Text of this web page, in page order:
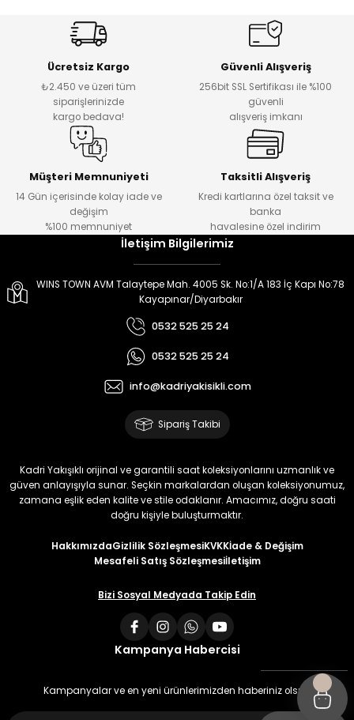
Ücretsiz Kargo
₺2.450 ve üzeri tüm
siparişlerinizde
kargo bedava!
Güvenli Alışveriş
256bit SSL Sertifikası ile %100
güvenli
alışveriş imkanı
Müşteri Memnuniyeti
14 Gün içerisinde kolay iade ve
değişim
%100 memnuniyet
Taksitli Alışveriş
Kredi kartlarına özel taksit ve
banka
havalesine özel indirim
İletişim Bilgilerimiz
WINS TOWN AVM Talaytepe Mah. 4005 Sk. No:1/A 183 İç Kapı No:78
Kayapınar/Diyarbakır
0532 525 25 24
0532 525 25 24
info@kadriyakisikli.com
Sipariş Takibi
Kadri Yakışıklı orijinal ve garantili saat koleksiyonlarını uzmanlık ve
güven anlayışıyla sunar. Seçkin markalardan oluşan koleksiyonumuz,
zamana eşlik eden kalite ve stile odaklanır. Amacımız, doğru saati
doğru kişiyle buluşturmaktır.
HakkımızdaGizlilik SözleşmesiKVKKİade & Değişim
Mesafeli Satış Sözleşmesiİletişim
Bizi Sosyal Medyada Takip Edin
Kampanya Habercisi
Kampanyalar ve en yeni ürünlerimizden haberiniz olsun